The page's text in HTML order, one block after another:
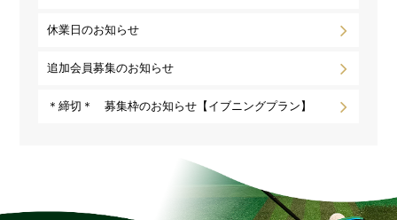
休業日のお知らせ
追加会員募集のお知らせ
＊締切＊ 募集枠のお知らせ【イブニングプラン】